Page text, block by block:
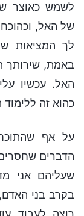
לשמש כאוצר
של האל,
לך המציאות
באמת, שירותך
האל. עכשיו
כהוא זה ללימוד
על אף
הדברים
שעליהם אני
בקרב בני